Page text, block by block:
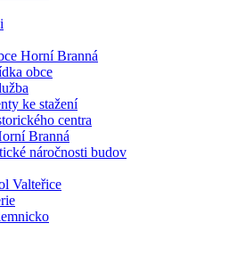
Horní Branná
obce
ke stažení
centra
Branná
náročnosti budov
Valteřice